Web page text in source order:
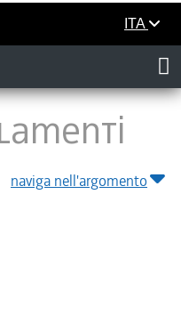
ITA
naviga nell'argomento